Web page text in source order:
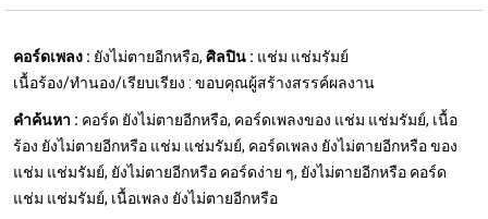
คอร์ดเพลง : ยังไม่ตายอีกหรือ, ศิลปิน : แช่ม แช่มรัมย์
เนื้อร้อง/ทำนอง/เรียบเรียง : ขอบคุณผู้สร้างสรรค์ผลงาน
คำค้นหา : คอร์ด ยังไม่ตายอีกหรือ, คอร์ดเพลงของ แช่ม แช่มรัมย์, เนื้อ
ร้อง ยังไม่ตายอีกหรือ แช่ม แช่มรัมย์, คอร์ดเพลง ยังไม่ตายอีกหรือ ของ
แช่ม แช่มรัมย์, ยังไม่ตายอีกหรือ คอร์ดง่าย ๆ, ยังไม่ตายอีกหรือ คอร์ด
แช่ม แช่มรัมย์, เนื้อเพลง ยังไม่ตายอีกหรือ